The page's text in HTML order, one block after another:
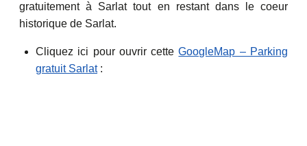
gratuitement à Sarlat tout en restant dans le coeur
historique de Sarlat.
Cliquez ici pour ouvrir cetteGoogleMap – Parking
gratuit Sarlat: